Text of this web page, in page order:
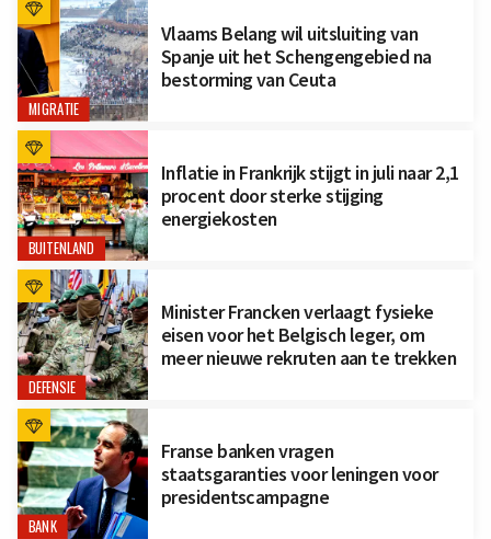
MIGRATIE
Vlaams Belang wil uitsluiting van
Spanje uit het Schengengebied na
bestorming van Ceuta
BUITENLAND
Inflatie in Frankrijk stijgt in juli naar 2,1
procent door sterke stijging
energiekosten
DEFENSIE
Minister Francken verlaagt fysieke
eisen voor het Belgisch leger, om
meer nieuwe rekruten aan te trekken
BANK
Franse banken vragen
staatsgaranties voor leningen voor
presidentscampagne